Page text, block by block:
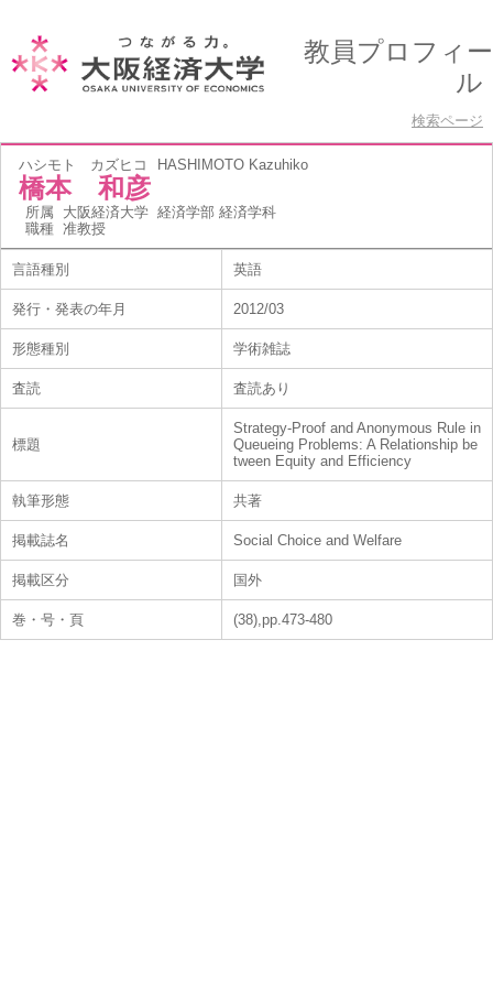
教員プロフィー
ル
検索ページ
ハシモト カズヒコ HASHIMOTO Kazuhiko
橋本 和彦
所属 大阪経済大学 経済学部 経済学科
職種 准教授
言語種別 英語
発行・発表の年月 2012/03
形態種別 学術雑誌
査読 査読あり
標題
Strategy-Proof and Anonymous Rule in
Queueing Problems: A Relationship be
tween Equity and Efficiency
執筆形態 共著
掲載誌名 Social Choice and Welfare
掲載区分 国外
巻・号・頁 (38),pp.473-480